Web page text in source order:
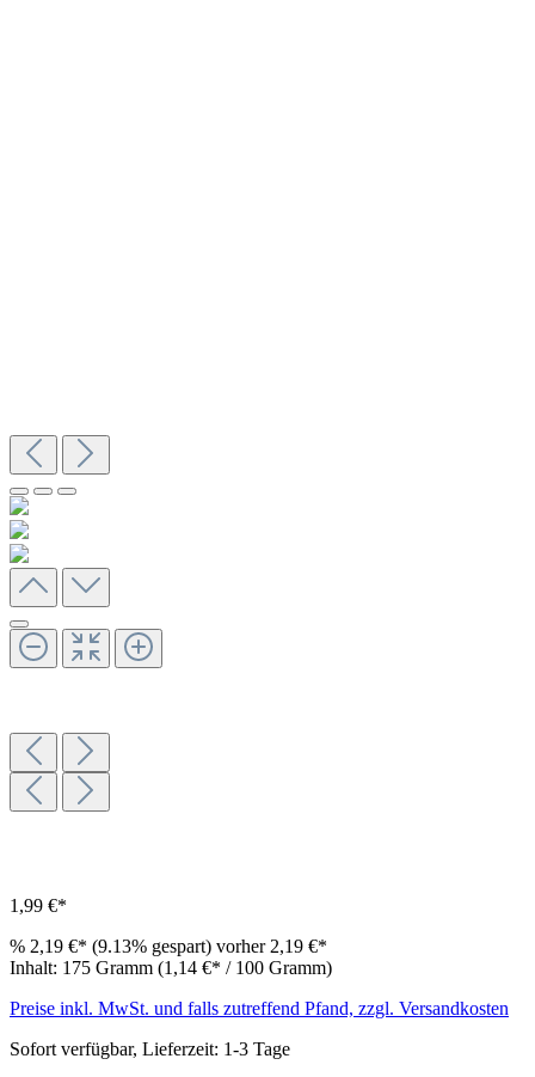
1,99 €*
% 2,19 €* (9.13% gespart) vorher 2,19 €*
Inhalt: 175 Gramm (1,14 €* / 100 Gramm)
Preise inkl. MwSt. und falls zutreffend Pfand, zzgl. Versandkosten
Sofort verfügbar, Lieferzeit: 1-3 Tage